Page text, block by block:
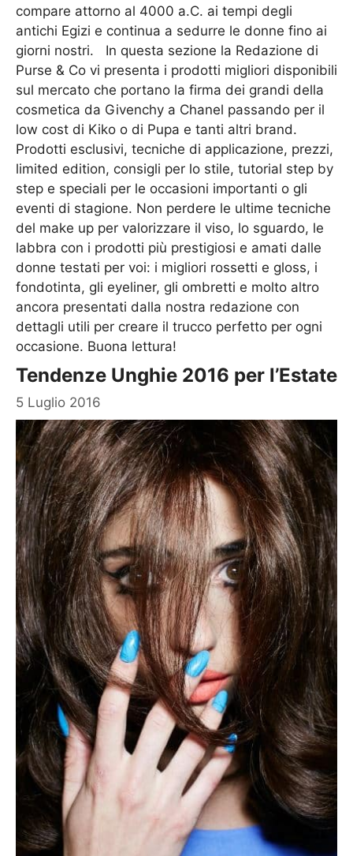
compare attorno al 4000 a.C. ai tempi degli
antichi Egizi e continua a sedurre le donne fino ai
giorni nostri. In questa sezione la Redazione di
Purse & Co vi presenta i prodotti migliori disponibili
sul mercato che portano la firma dei grandi della
cosmetica da Givenchy a Chanel passando per il
low cost di Kiko o di Pupa e tanti altri brand.
Prodotti esclusivi, tecniche di applicazione, prezzi,
limited edition, consigli per lo stile, tutorial step by
step e speciali per le occasioni importanti o gli
eventi di stagione. Non perdere le ultime tecniche
del make up per valorizzare il viso, lo sguardo, le
labbra con i prodotti più prestigiosi e amati dalle
donne testati per voi: i migliori rossetti e gloss, i
fondotinta, gli eyeliner, gli ombretti e molto altro
ancora presentati dalla nostra redazione con
dettagli utili per creare il trucco perfetto per ogni
occasione. Buona lettura!
Tendenze Unghie 2016 per l’Estate
5 Luglio 2016